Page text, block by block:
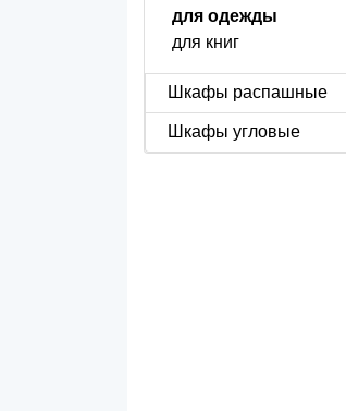
для одежды
для книг
Шкафы распашные
Шкафы угловые